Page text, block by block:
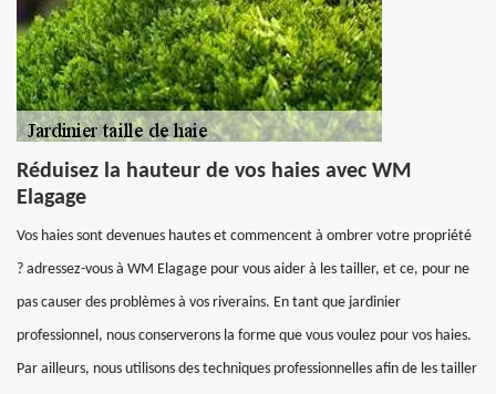
Réduisez la hauteur de vos haies avec WM
Elagage
Vos haies sont devenues hautes et commencent à ombrer votre propriété
? adressez-vous à WM Elagage pour vous aider à les tailler, et ce, pour ne
pas causer des problèmes à vos riverains. En tant que jardinier
professionnel, nous conserverons la forme que vous voulez pour vos haies.
Par ailleurs, nous utilisons des techniques professionnelles afin de les tailler